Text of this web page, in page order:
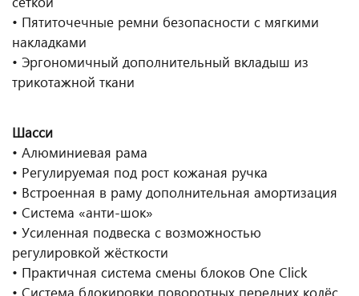
• Пятиточечные ремни безопасности с мягкими
накладками
• Эргономичный дополнительный вкладыш из
трикотажной ткани
Шасси
• Алюминиевая рама
• Регулируемая под рост кожаная ручка
• Встроенная в раму дополнительная амортизация
• Система «анти-шок»
• Усиленная подвеска с возможностью
регулировкой жёсткости
• Практичная система смены блоков One Click